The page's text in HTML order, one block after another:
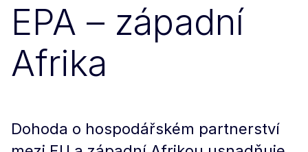
EPA – západní
Afrika
Dohoda o hospodářském partnerství